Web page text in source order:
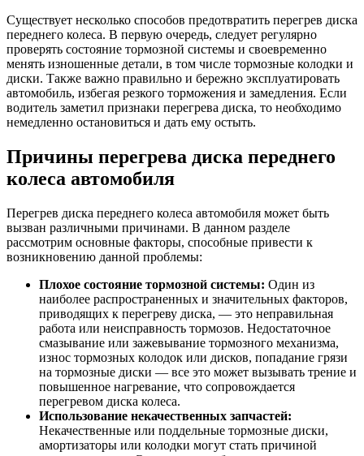
Существует несколько способов предотвратить перегрев диска
переднего колеса. В первую очередь, следует регулярно
проверять состояние тормозной системы и своевременно
менять изношенные детали, в том числе тормозные колодки и
диски. Также важно правильно и бережно эксплуатировать
автомобиль, избегая резкого торможения и замедления. Если
водитель заметил признаки перегрева диска, то необходимо
немедленно остановиться и дать ему остыть.
Причины перегрева диска переднего
колеса автомобиля
Перегрев диска переднего колеса автомобиля может быть
вызван различными причинами. В данном разделе
рассмотрим основные факторы, способные привести к
возникновению данной проблемы:
Плохое состояние тормозной системы: Один из
наиболее распространенных и значительных факторов,
приводящих к перегреву диска, — это неправильная
работа или неисправность тормозов. Недостаточное
смазывание или зажевывание тормозного механизма,
износ тормозных колодок или дисков, попадание грязи
на тормозные диски — все это может вызывать трение и
повышенное нагревание, что сопровождается
перегревом диска колеса.
Использование некачественных запчастей:
Некачественные или поддельные тормозные диски,
амортизаторы или колодки могут стать причиной